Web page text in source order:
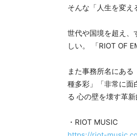
そんな「人生を変え
世代や国境を超え、
しい。 「RIOT OF
また事務所名にあ
種多彩」「非常に面
る 心の壁を壊す革
・RIOT MUSIC